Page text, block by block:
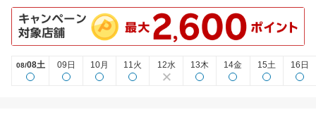
08/08土 09日 10月 11火 12水 13木 14金 15土 16日